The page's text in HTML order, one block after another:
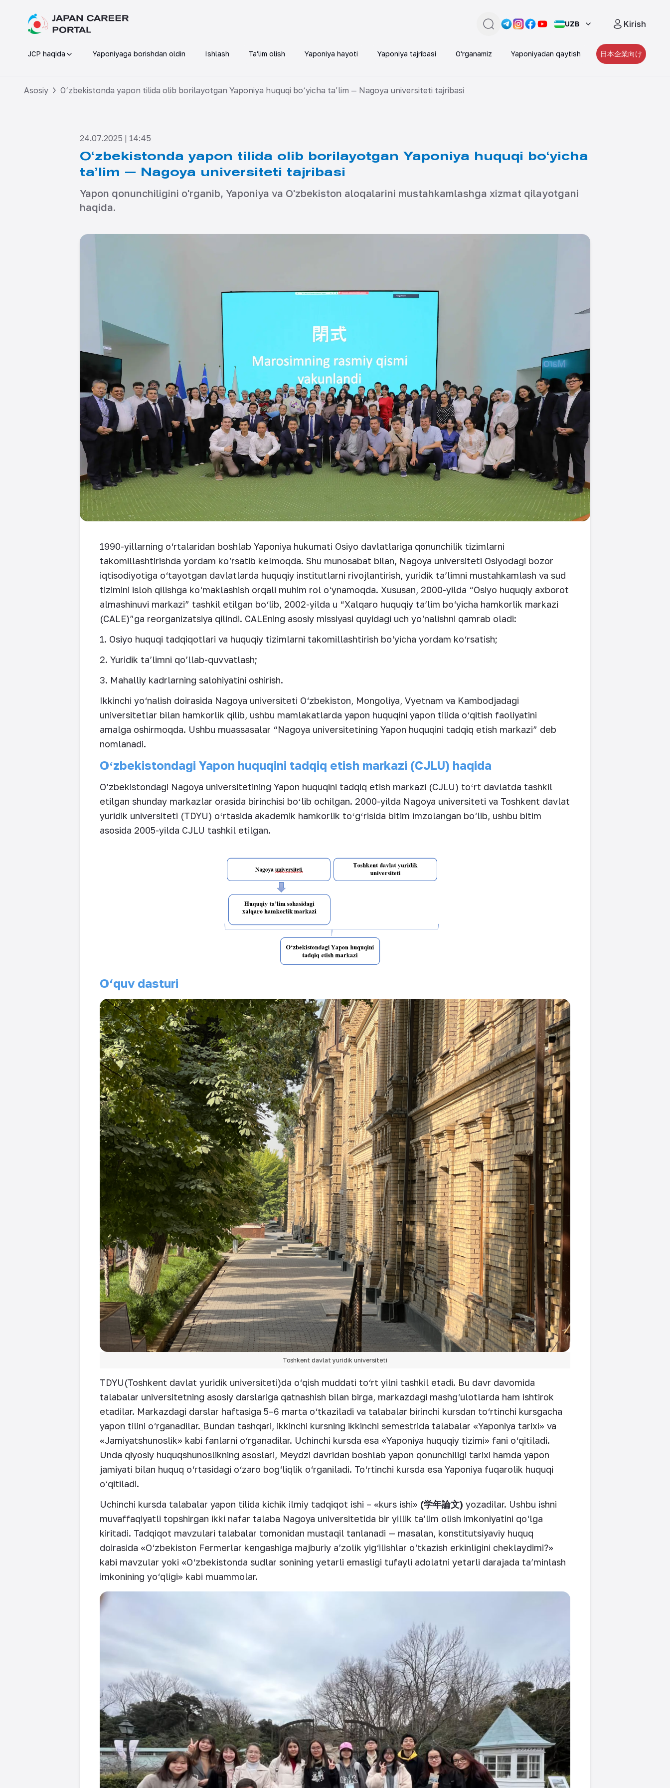
Qidirish
UZB Kirish
JCP haqida Yaponiyaga borishdan oldin Ishlash Ta'lim olish Yaponiya hayoti Yaponiya tajribasi O'rganamiz Yaponiyadan qaytish 日本企業向け
Asosiy O‘zbekistonda yapon tilida olib borilayotgan Yaponiya huquqi bo‘yicha ta’lim — Nagoya universiteti tajribasi
24.07.2025 | 14:45
O‘zbekistonda yapon tilida olib borilayotgan Yaponiya huquqi bo‘yicha
ta’lim — Nagoya universiteti tajribasi
Yapon qonunchiligini o'rganib, Yaponiya va O'zbekiston aloqalarini mustahkamlashga xizmat qilayotgani
haqida.
1990-yillarning o‘rtalaridan boshlab Yaponiya hukumati Osiyo davlatlariga qonunchilik tizimlarni
takomillashtirishda yordam ko‘rsatib kelmoqda. Shu munosabat bilan, Nagoya universiteti Osiyodagi bozor
iqtisodiyotiga o‘tayotgan davlatlarda huquqiy institutlarni rivojlantirish, yuridik ta’limni mustahkamlash va sud
tizimini isloh qilishga ko‘maklashish orqali muhim rol o‘ynamoqda. Xususan, 2000-yilda “Osiyo huquqiy axborot
almashinuvi markazi” tashkil etilgan bo‘lib, 2002-yilda u “Xalqaro huquqiy ta’lim bo‘yicha hamkorlik markazi
(CALE)”ga reorganizatsiya qilindi. CALEning asosiy missiyasi quyidagi uch yo‘nalishni qamrab oladi:
1. Osiyo huquqi tadqiqotlari va huquqiy tizimlarni takomillashtirish bo‘yicha yordam ko‘rsatish;
2. Yuridik ta’limni qo’llab-quvvatlash;
3. Mahalliy kadrlarning salohiyatini oshirish.
Ikkinchi yo‘nalish doirasida Nagoya universiteti O‘zbekiston, Mongoliya, Vyetnam va Kambodjadagi
universitetlar bilan hamkorlik qilib, ushbu mamlakatlarda yapon huquqini yapon tilida o‘qitish faoliyatini
amalga oshirmoqda. Ushbu muassasalar “Nagoya universitetining Yapon huquqini tadqiq etish markazi” deb
nomlanadi.
Oʻzbekistondagi Yapon huquqini tadqiq etish markazi (CJLU) haqida
O’zbekistondagi Nagoya universitetining Yapon huquqini tadqiq etish markazi (CJLU) toʻrt davlatda tashkil
etilgan shunday markazlar orasida birinchisi boʻlib ochilgan. 2000-yilda Nagoya universiteti va Toshkent davlat
yuridik universiteti (TDYU) oʻrtasida akademik hamkorlik toʻgʻrisida bitim imzolangan bo‘lib, ushbu bitim
asosida 2005-yilda CJLU tashkil etilgan.
O‘quv dasturi
Toshkent davlat yuridik universiteti
TDYU(Toshkent davlat yuridik universiteti)da o‘qish muddati to‘rt yilni tashkil etadi. Bu davr davomida
talabalar universitetning asosiy darslariga qatnashish bilan birga, markazdagi mashg‘ulotlarda ham ishtirok
etadilar. Markazdagi darslar haftasiga 5–6 marta o‘tkaziladi va talabalar birinchi kursdan to‘rtinchi kursgacha
yapon tilini o‘rganadilar. Bundan tashqari, ikkinchi kursning ikkinchi semestrida talabalar «Yaponiya tarixi» va
«Jamiyatshunoslik» kabi fanlarni o‘rganadilar. Uchinchi kursda esa «Yaponiya huquqiy tizimi» fani o‘qitiladi.
Unda qiyosiy huquqshunoslikning asoslari, Meydzi davridan boshlab yapon qonunchiligi tarixi hamda yapon
jamiyati bilan huquq o‘rtasidagi o‘zaro bog‘liqlik o‘rganiladi. To‘rtinchi kursda esa Yaponiya fuqarolik huquqi
o‘qitiladi.
Uchinchi kursda talabalar yapon tilida kichik ilmiy tadqiqot ishi – «kurs ishi» (学年論文) yozadilar. Ushbu ishni
muvaffaqiyatli topshirgan ikki nafar talaba Nagoya universitetida bir yillik ta’lim olish imkoniyatini qo‘lga
kiritadi. Tadqiqot mavzulari talabalar tomonidan mustaqil tanlanadi — masalan, konstitutsiyaviy huquq
doirasida «O‘zbekiston Fermerlar kengashiga majburiy a’zolik yig‘ilishlar o‘tkazish erkinligini cheklaydimi?»
kabi mavzular yoki «O‘zbekistonda sudlar sonining yetarli emasligi tufayli adolatni yetarli darajada ta’minlash
imkonining yo‘qligi» kabi muammolar.